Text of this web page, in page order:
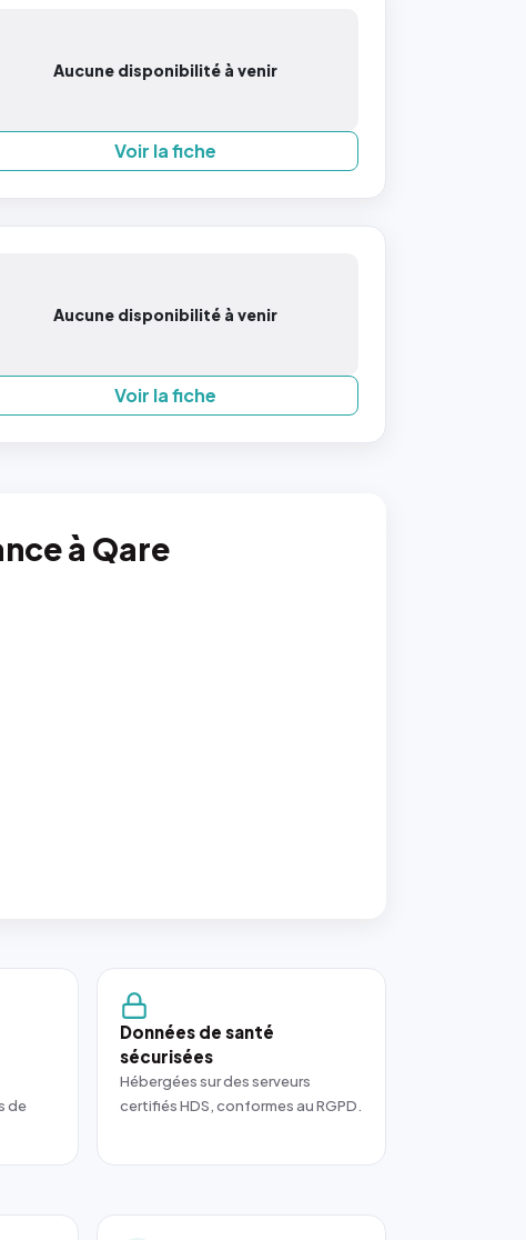
Aucune disponibilité à venir
Voir la fiche
Aucune disponibilité à venir
Voir la fiche
à Qare
de
Données de santé
sécurisées
Hébergées sur des serveurs
certifiés HDS, conformes au RGPD.